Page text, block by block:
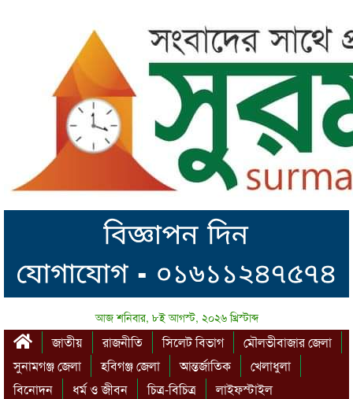
আজ শনিবার, ৮ই আগস্ট, ২০২৬ খ্রিস্টাব্দ
জাতীয় রাজনীতি সিলেট বিভাগ
মৌলভীবাজার জেলা
সুনামগঞ্জ জেলা
হবিগঞ্জ জেলা আন্তর্জাতিক
খেলাধুলা
বিনোদন
ধর্ম ও জীবন চিত্র-বিচিত্র লাইফস্টাইল